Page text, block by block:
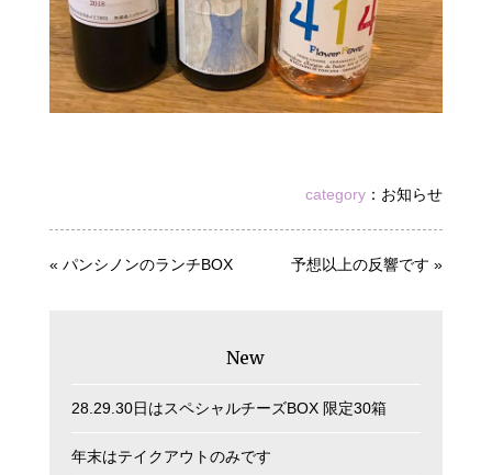
category ： お知らせ
« パンシノンのランチBOX 予想以上の反響です »
New
28.29.30日はスペシャルチーズBOX 限定30箱
年末はテイクアウトのみです